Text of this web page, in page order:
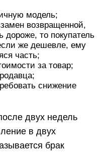
модель;
возвращенной,
то покупатель
же дешевле, ему
часть;
за товар;
снижение
двух недель
в двух
брак